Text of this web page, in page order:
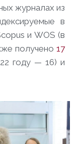
журналах из
в
и WOS (в
получено 17
году — 16) и